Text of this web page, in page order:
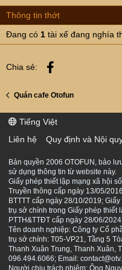
hiện 12 dự án trọng
đáng chú ý tại đây bao
phố Trấn Vũ.
đến phố Trấn Vũ
Núi Trúc đến phố
Sơn Tây..."
Hà Nội thu hồi gần
HĐND TP.Hà Nội
đoạn 2026-
Tứ Liên, mở
thị Hồ Tây.
baolamdong.vn
Thông tin thớt
Đang có 1 tài xế đang nghía
Chia sẻ:
Quán cafe Otofun
Tiếng Việt
Liên hệ
Quy định và Nội
Bản quyền 2006 OTOFUN, bảo
sử dụng thông tin từ website này.
Giấy phép thiết lập mạng xã hội
Truyền thông cấp ngày 13/05/
BTTTT cấp ngày 28/10/2019;
trụ sở chính trong Giấy phép thiết
PTTH&TTĐT cấp ngày 28/06/
Tên doanh nghiệp: Công ty Cổ
trụ sở chính: T05-VP21, Tầng 5
Thanh Xuân Trung, Thanh Xuân,
096.494.6066; Email:
Người chịu trách nhiệm: Ông